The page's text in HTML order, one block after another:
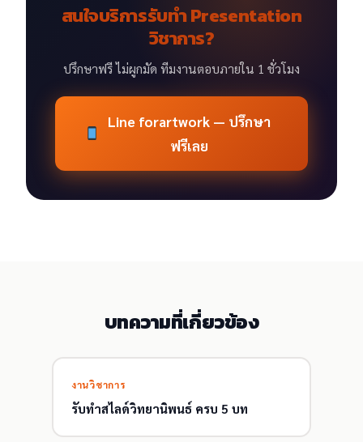
สนใจบริการรับทำ Presentation
วิชาการ?
ปรึกษาฟรี ไม่ผูกมัด ทีมงานตอบภายใน 1 ชั่วโมง
Line forartwork — ปรึกษา
ฟรีเลย
บทความที่เกี่ยวข้อง
งานวิชาการ
รับทำสไลด์วิทยานิพนธ์ ครบ 5 บท